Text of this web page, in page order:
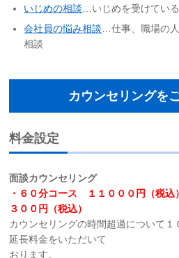
いじめの相談…いじめを受けてい
会社員の悩み相談…仕事、職場の
相談
カウンセリングを